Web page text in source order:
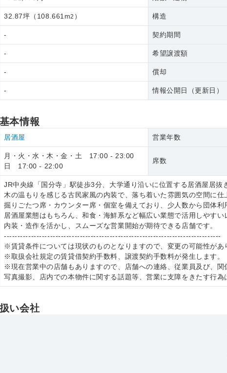
32.87坪 （ 108.661m2 ） 構造
- 契約期間
- 希望譲渡額
- 償却
- 情報公開日（更新日）
本情報
居酒屋 営業年数
月・火・水・木・金・土 17:00 - 23:00
日 17:00 - 22:00
席数
JR中央線「国分寺」駅徒歩3分、大学通り沿いに位置する居酒屋居抜
木の温もりを感じる古民家風の内装で、落ち着いた雰囲気の空間に仕
掘りごたつ席・カウンター席・個室を備えており、少人数から団体利
居酒屋業態はもちろん、和食・海鮮系など幅広い業態で活用しやすい
内装・造作を活かし、スムーズな営業開始が期待できる店舗です。
--------------------------------------------------------------------------------
※賃貸条件については現状のものとなりますので、変更の可能性があ
※取扱会社規定の賃貸借契約手数料、譲渡契約手数料が発生します。
※現在営業中の店舗もありますので、店舗への連絡、従業員及び、関
写真撮影、店内での本物件に関する話題等、営業に支障をきたす行為
い会社